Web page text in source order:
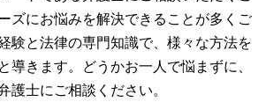
割
人
弁護士基準
額 相場
相談
律
ズにお悩みを解決できることが多くご
験と法律の専門知識で、様々な方法を
導きます。どうかお一人で悩まずに、
護士にご相談ください。